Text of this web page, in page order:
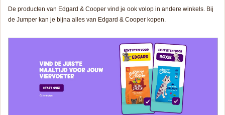
De producten van Edgard & Cooper vind je ook volop in andere winkels. Bij
de Jumper kan je bijna alles van Edgard & Cooper kopen.